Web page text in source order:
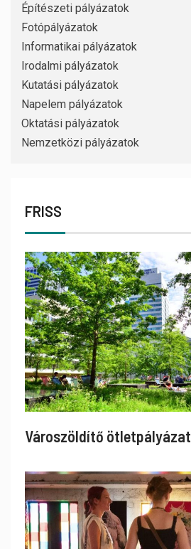
Építészeti pályázatok
Fotópályázatok
Informatikai pályázatok
Irodalmi pályázatok
Kutatási pályázatok
Napelem pályázatok
Oktatási pályázatok
Nemzetközi pályázatok
FRISS
Városzöldítő ötletpályázat